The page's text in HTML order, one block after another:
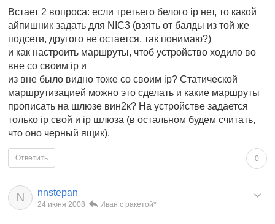
Встает 2 вопроса: если третьего белого ip нет, то какой
айпишник задать для NIC3 (взять от балды из той же
подсети, другого не остается, так понимаю?)
и как настроить маршруты, чтоб устройство ходило во
вне со своим ip и
из вне было видно тоже со своим ip? Статической
маршрутизацией можно это сделать и какие маршруты
прописать на шлюзе вин2к? На устройстве задается
только ip свой и ip шлюза (в остальном будем считать,
что оно черный ящик).
0
Ответить
N nnstepan
24 июня 2008 Иван с ракетой*